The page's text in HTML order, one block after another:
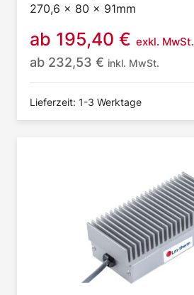
270,6 x 80 x 91mm
ab 195,40 € exkl. MwSt.
ab 232,53 € inkl. MwSt.
Lieferzeit: 1-3 Werktage